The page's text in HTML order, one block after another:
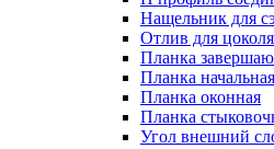
Нащельник для
Отлив для
Планка
Планка начальная
Планка оконная
Планка
Угол внешний